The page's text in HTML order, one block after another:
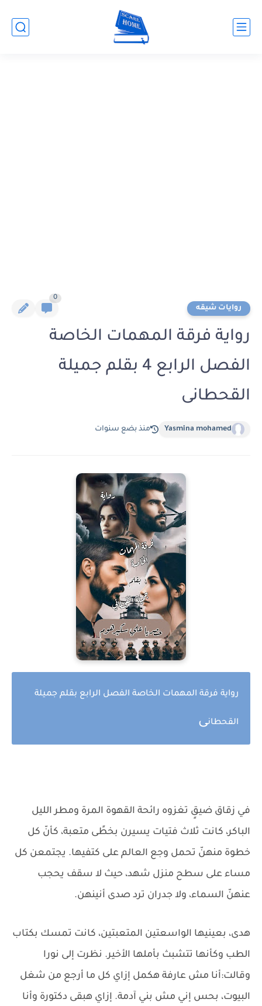
روايات شيقه
0
رواية فرقة المهمات الخاصة
الفصل الرابع 4 بقلم جميلة
القحطانى
Yasmina mohamed منذ بضع سنوات
رواية فرقة المهمات الخاصة الفصل الرابع بقلم جميلة
القحطانى
في زقاق ضيقٍ تغزوه رائحة القهوة المرة ومطر الليل
الباكر، كانت ثلاث فتيات يسيرن بخطًى متعبة، كأنّ كل
خطوة منهنّ تحمل وجع العالم على كتفيها. يجتمعن كل
مساء على سطح منزل شهد، حيث لا سقف يحجب
عنهنّ السماء، ولا جدران ترد صدى أنينهن.
هدى، بعينيها الواسعتين المتعبتين، كانت تمسك بكتاب
الطب وكأنها تتشبث بأملها الأخير. نظرت إلى نورا
وقالت:أنا مش عارفة هكمل إزاي كل ما أرجع من شغل
البيوت، بحس إني مش بني آدمة. إزاي هبقى دكتورة وأنا